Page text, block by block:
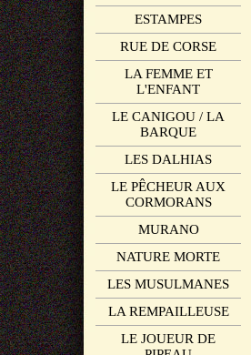
ESTAMPES
RUE DE CORSE
LA FEMME ET
L'ENFANT
LE CANIGOU / LA
BARQUE
LES DALHIAS
LE PÊCHEUR AUX
CORMORANS
MURANO
NATURE MORTE
LES MUSULMANES
LA REMPAILLEUSE
LE JOUEUR DE